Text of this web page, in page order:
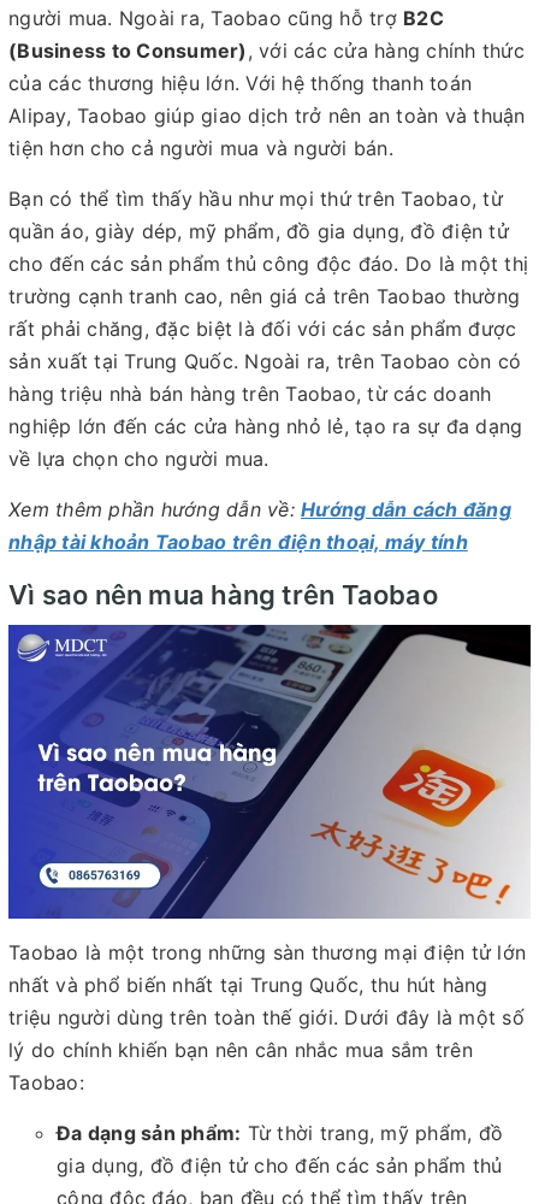
người mua. Ngoài ra, Taobao cũng hỗ trợ B2C
(Business to Consumer) , với các cửa hàng chính thức
của các thương hiệu lớn. Với hệ thống thanh toán
Alipay, Taobao giúp giao dịch trở nên an toàn và thuận
tiện hơn cho cả người mua và người bán.
Bạn có thể tìm thấy hầu như mọi thứ trên Taobao, từ
quần áo, giày dép, mỹ phẩm, đồ gia dụng, đồ điện tử
cho đến các sản phẩm thủ công độc đáo. Do là một thị
trường cạnh tranh cao, nên giá cả trên Taobao thường
rất phải chăng, đặc biệt là đối với các sản phẩm được
sản xuất tại Trung Quốc. Ngoài ra, trên Taobao còn có
hàng triệu nhà bán hàng trên Taobao, từ các doanh
nghiệp lớn đến các cửa hàng nhỏ lẻ, tạo ra sự đa dạng
về lựa chọn cho người mua.
Xem thêm phần hướng dẫn về: Hướng dẫn cách đăng
nhập tài khoản Taobao trên điện thoại, máy tính
Vì sao nên mua hàng trên Taobao
Taobao là một trong những sàn thương mại điện tử lớn
nhất và phổ biến nhất tại Trung Quốc, thu hút hàng
triệu người dùng trên toàn thế giới. Dưới đây là một số
lý do chính khiến bạn nên cân nhắc mua sắm trên
Taobao:
Đa dạng sản phẩm: Từ thời trang, mỹ phẩm, đồ
gia dụng, đồ điện tử cho đến các sản phẩm thủ
công độc đáo, bạn đều có thể tìm thấy trên